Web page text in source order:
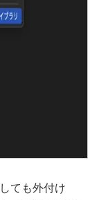
ても外付け